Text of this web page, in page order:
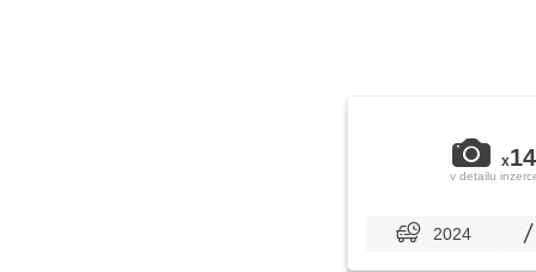
x14
v detailu
2024